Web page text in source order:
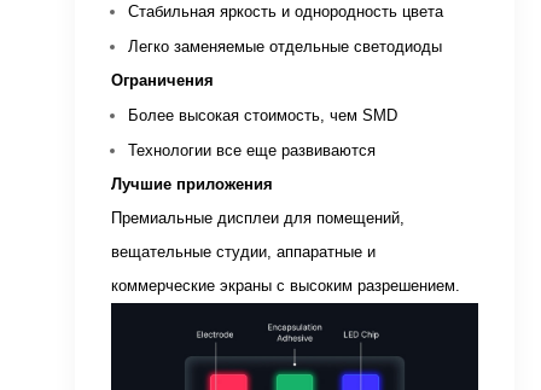
Стабильная яркость и однородность цвета
Легко заменяемые отдельные светодиоды
Ограничения
Более высокая стоимость, чем SMD
Технологии все еще развиваются
Лучшие приложения
Премиальные дисплеи для помещений,
вещательные студии, аппаратные и
коммерческие экраны с высоким разрешением.